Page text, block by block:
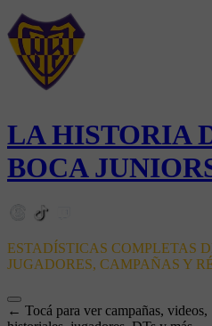
LA HISTORIA
BOCA
ESTADÍSTICAS COMPLETAS
JUGADORES, CAMPAÑAS Y
← Tocá para ver campañas, videos,